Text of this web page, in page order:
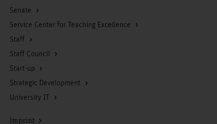
Senate
Service Center for Teaching Excellence
Staff
Staff Council
Start-up
Strategic Development
University IT
Imprint